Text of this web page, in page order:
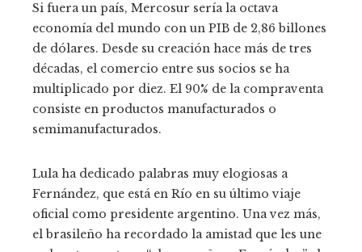
Si fuera un país, Mercosur sería la octava
economía del mundo con un PIB de 2,86 billones
de dólares. Desde su creación hace más de tres
décadas, el comercio entre sus socios se ha
multiplicado por diez. El 90% de la compraventa
consiste en productos manufacturados o
semimanufacturados.
Lula ha dedicado palabras muy elogiosas a
Fernández, que está en Río en su último viaje
oficial como presidente argentino. Una vez más,
el brasileño ha recordado la amistad que les une